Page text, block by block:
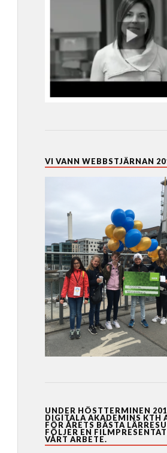
VI VANN WEBBSTJÄRNAN
UNDER HÖSTTERMINEN
DIGITALA AKADEMINS KTH
FÖR ÅRETS BÄSTA
FÖLJER EN
VÅRT ARBETE.